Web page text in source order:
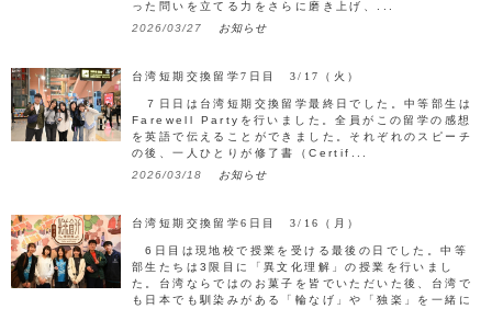
った問いを立てる力をさらに磨き上げ、...
2026/03/27
お知らせ
台湾短期交換留学7日目 3/17（火）
７日日は台湾短期交換留学最終日でした。中等部生は
Farewell Partyを行いました。全員がこの留学の感想
を英語で伝えることができました。それぞれのスピーチ
の後、一人ひとりが修了書（Certif...
2026/03/18
お知らせ
台湾短期交換留学6日目 3/16（月）
6日目は現地校で授業を受ける最後の日でした。中等
部生たちは3限目に「異文化理解」の授業を行いまし
た。台湾ならではのお菓子を皆でいただいた後、台湾で
も日本でも馴染みがある「輪なげ」や「独楽」を一緒に